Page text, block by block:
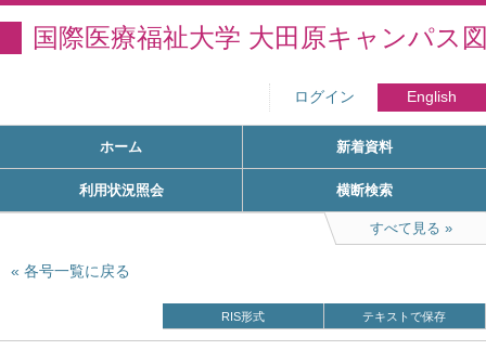
国際医療福祉大学 大田原キャンパス
ログイン English
ホーム 新着資料
利用状況照会 横断検索
すべて見る
各号一覧に戻る
RIS形式 テキストで保存